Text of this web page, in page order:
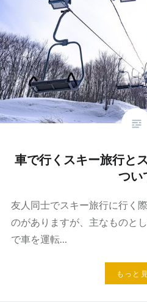
車で行くスキー旅行と
つい
友人同士でスキー旅行に行く
のがありますが、主なものと
で車を運転…
もっと